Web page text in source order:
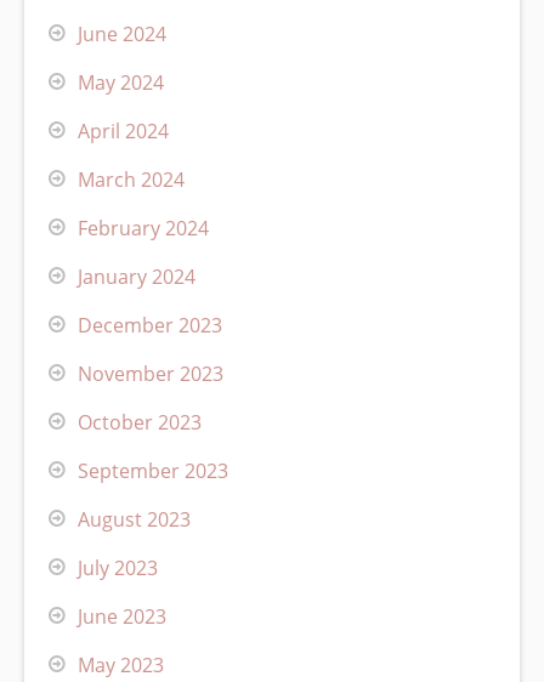
June 2024
May 2024
April 2024
March 2024
February 2024
January 2024
December 2023
November 2023
October 2023
September 2023
August 2023
July 2023
June 2023
May 2023